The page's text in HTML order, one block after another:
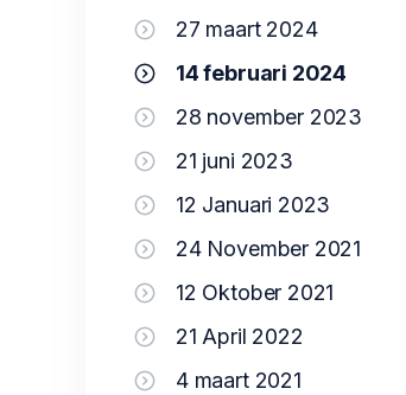
27 maart 2024
14 februari 2024
28 november 2023
21 juni 2023
12 Januari 2023
24 November 2021
12 Oktober 2021
21 April 2022
4 maart 2021